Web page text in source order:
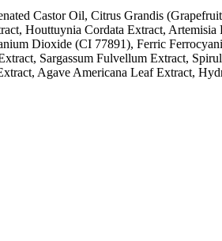
Castor Oil, Citrus Grandis
Houttuynia Cordata Extract, Artemisia
Dioxide (CI 77891), Ferric
Sargassum Fulvellum Extract,
Agave Americana Leaf Extract,